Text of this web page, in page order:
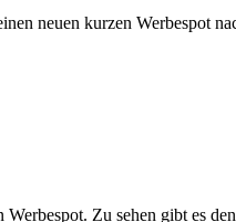
neuen kurzen
Zu sehen gibt es